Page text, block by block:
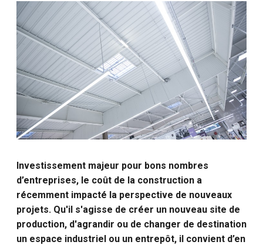
Investissement majeur pour bons nombres
d’entreprises, le coût de la construction a
récemment impacté la perspective de nouveaux
projets. Qu'il s'agisse de créer un nouveau site de
production, d'agrandir ou de changer de destination
un espace industriel ou un entrepôt, il convient d’en